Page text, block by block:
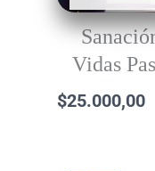
Vidas
$25.000,00